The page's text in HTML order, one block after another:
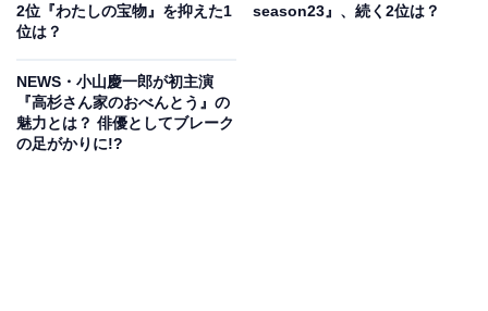
2位『わたしの宝物』を抑えた1
位は？
season23』、続く2位は？
NEWS・小山慶一郎が初主演
『高杉さん家のおべんとう』の
魅力とは？ 俳優としてブレーク
の足がかりに!?